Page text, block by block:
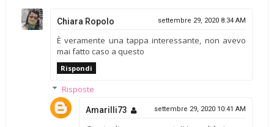
Chiara Ropolo settembre 29, 2020 8:34 AM
È veramente una tappa interessante, non avevo
mai fatto caso a questo
Rispondi
Risposte
Amarilli73 settembre 29, 2020 10:41 AM